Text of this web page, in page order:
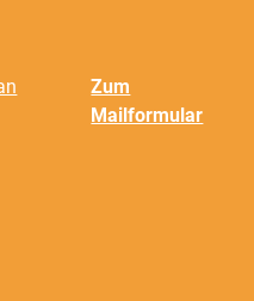
Zum
Mailformular